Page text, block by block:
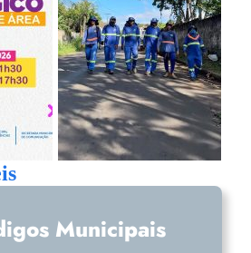
Municipais